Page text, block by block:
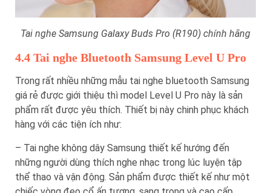
Tai nghe Samsung Galaxy Buds Pro (R190) chính hãng
4.4 Tai nghe Bluetooth Samsung Level U Pro
Trong rất nhiều những mẫu tai nghe bluetooth Samsung
giá rẻ được giới thiệu thì model Level U Pro này là sản
phẩm rất được yêu thích. Thiết bị này chinh phục khách
hàng với các tiện ích như:
– Tai nghe không dây Samsung thiết kế hướng đến
những người dùng thích nghe nhạc trong lúc luyện tập
thể thao và vận động. Sản phẩm được thiết kế như một